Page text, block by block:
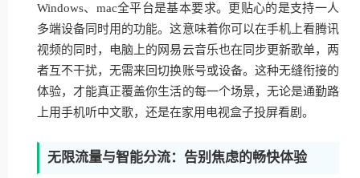
Windows、mac全平台是基本要求。更贴心的是支持一人
多端设备同时用的功能。这意味着你可以在手机上看腾讯
视频的同时，电脑上的网易云音乐也在同步更新歌单，两
者互不干扰，无需来回切换账号或设备。这种无缝衔接的
体验，才能真正覆盖你生活的每一个场景，无论是通勤路
上用手机听中文歌，还是在家用电视盒子投屏看剧。
无限流量与智能分流：告别焦虑的畅快体验